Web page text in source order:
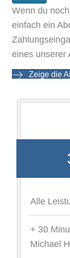
Wenn du
einfach ein
eines unserer
Zeige die
Alle
+ 30
Michael